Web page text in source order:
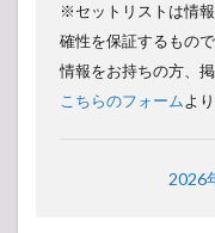
※セットリストは情
確性を保証するもので
情報をお持ちの方、
こちらのフォームよ
2026